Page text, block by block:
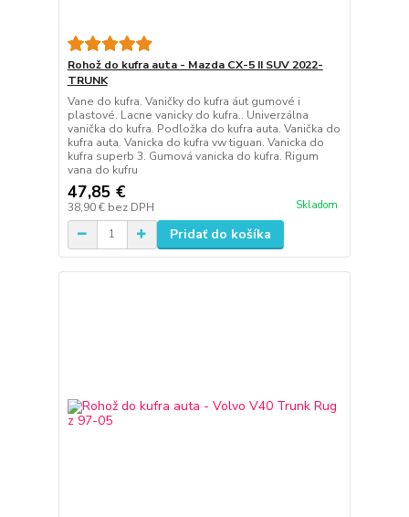
Rohož do kufra auta - Mazda CX-5 II SUV 2022-
TRUNK
Vane do kufra. Vaničky do kufra áut gumové i
plastové. Lacne vanicky do kufra.. Univerzálna
vanička do kufra. Podložka do kufra auta. Vanička do
kufra auta. Vanicka do kufra vw tiguan. Vanicka do
kufra superb 3. Gumová vanicka do kufra. Rigum
vana do kufru
47,85 €
38,90 € bez DPH Skladom
Pridať do košíka